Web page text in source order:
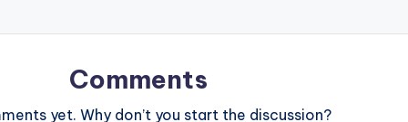
Comments
yet. Why don’t you start the discussion?